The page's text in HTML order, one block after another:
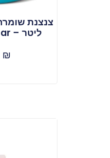
ליטר – TEMP LunchJar
₪